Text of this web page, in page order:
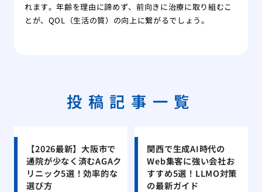
れます。年齢を理由に諦めず、前向きに治療に取り組むこ
とが、QOL（生活の質）の向上に繋がるでしょう。
投稿記事一覧
【2026最新】大阪市で
通院が少なく済むAGAク
リニック5選！効率的な
選び方
関西で生成AI時代の
Web集客に強い会社お
すすめ5選！LLMO対策
の最新ガイド